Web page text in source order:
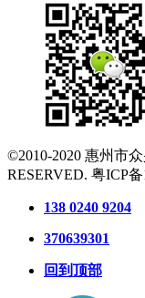
©2010-2020 惠州市
RESERVED. 粤ICP备
138 0240 9204
370639301
回到顶部